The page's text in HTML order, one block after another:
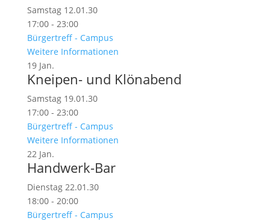
Samstag 12.01.30
17:00 - 23:00
Bürgertreff - Campus
Weitere Informationen
19 Jan.
Kneipen- und Klönabend
Samstag 19.01.30
17:00 - 23:00
Bürgertreff - Campus
Weitere Informationen
22 Jan.
Handwerk-Bar
Dienstag 22.01.30
18:00 - 20:00
Bürgertreff - Campus